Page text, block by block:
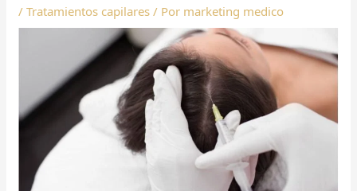
/Tratamientos capilares / Por marketing medico